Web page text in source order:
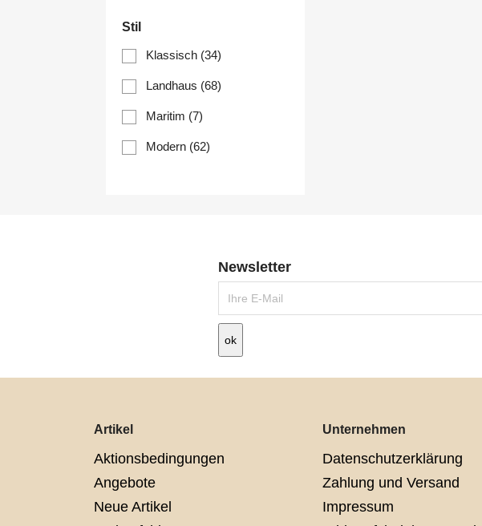
Stil
Klassisch (34)
Landhaus (68)
Maritim (7)
Modern (62)
Newsletter
Artikel
Aktionsbedingungen
Angebote
Neue Artikel
Unternehmen
Datenschutzerklärung
Zahlung und Versand
Impressum